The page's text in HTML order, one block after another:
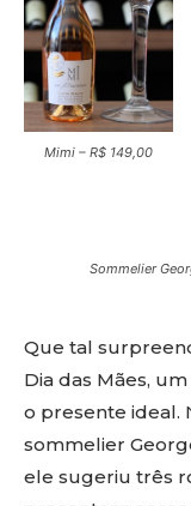
Mimi – R$ 149,00
Sommelier
Que tal
Dia das Mães,
o presente ideal.
sommelier
ele sugeriu três